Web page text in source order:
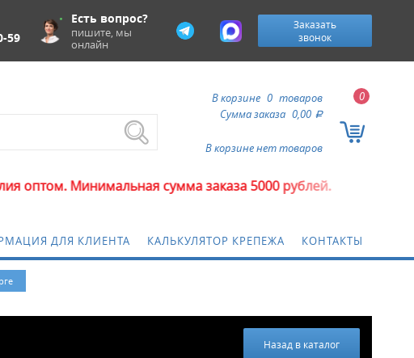
Есть вопрос?
пишите, мы
онлайн
59
Заказать
звонок
0
В корзине 0 товаров
Сумма заказа 0,00 a
В корзине нет товаров
Минимальная сумма заказа 5000 рублей.
ДЛЯ КЛИЕНТА КАЛЬКУЛЯТОР КРЕПЕЖА КОНТАКТЫ
Назад в каталог